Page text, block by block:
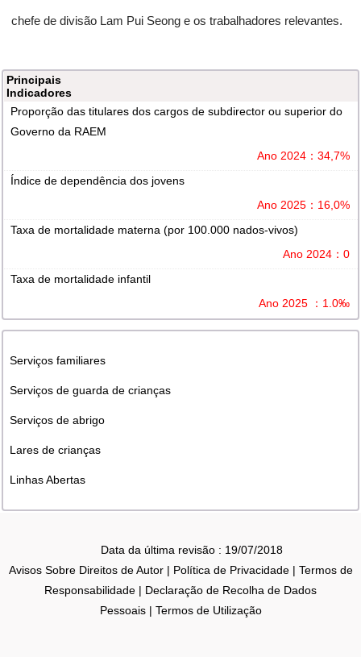
chefe de divisão Lam Pui Seong e os trabalhadores relevantes.
Principais
Indicadores
Proporção das titulares dos cargos de subdirector ou superior do
Governo da RAEM
Ano 2024：34,7%
Índice de dependência dos jovens
Ano 2025：16,0%
Taxa de mortalidade materna (por 100.000 nados-vivos)
Ano 2024：0
Taxa de mortalidade infantil
Ano 2025 ：1.0‰
Serviços familiares
Serviços de guarda de crianças
Serviços de abrigo
Lares de crianças
Linhas Abertas
Data da última revisão : 19/07/2018
Avisos Sobre Direitos de Autor| Política de Privacidade| Termos de
Responsabilidade | Declaração de Recolha de Dados
Pessoais| Termos de Utilização